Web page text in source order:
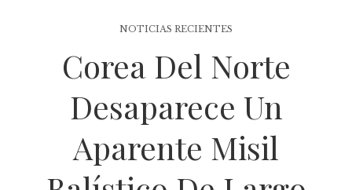
NOTICIAS RECIENTES
Corea Del Norte
Desaparece Un
Aparente Misil